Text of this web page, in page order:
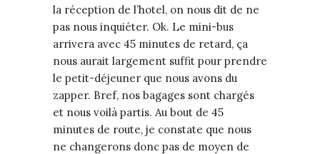
la réception de l’hotel, on nous dit de ne
pas nous inquiéter. Ok. Le mini-bus
arrivera avec 45 minutes de retard, ça
nous aurait largement suffit pour prendre
le petit-déjeuner que nous avons du
zapper. Bref, nos bagages sont chargés
et nous voilà partis. Au bout de 45
minutes de route, je constate que nous
ne changerons donc pas de moyen de